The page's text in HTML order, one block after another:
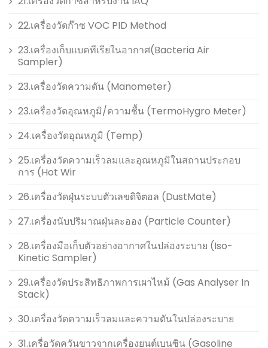
22.เครื่องวัดก๊าซ VOC PID Method
23.เครื่องเก็บแบคทีเรียในอากาศ(Bacteria Air
Sampler)
23.เครื่องวัดความดัน (Manometer)
23.เครื่องวัดอุณหภูมิ/ความชื้น (TermoHygro Meter)
24.เครื่องวัดอุณหภูมิ (Temp)
25.เครื่องวัดความเร็วลมและอุณหภูมิในสถานประกอบ
การ (Hot Wir
26.เครื่องวัดฝุ่นระบบตัวเลขดิจิตอล (DustMate)
27.เครื่องนับปริมาณฝุ่นละออง (Particle Counter)
28.เครื่องมือเก็บตัวอย่างอากาศในปล่องระบาย (Iso-
Kinetic Sampler)
29.เครื่องวัดประสิทธิภาพการเผาไหม้ (Gas Analyser In
Stack)
30.เครื่องวัดความเร็วลมและความดันในปล่องระบาย
31.เครื่อวัดควันขาวจากเครื่องยนต์เบนซิน (Gasoline